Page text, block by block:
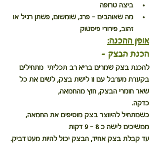
ביצה טרופה
מה שאוהבים - פרג, שומשום, פשתן רגיל או
זהוב, פירורי פיסטוק
אופן ההכנה:
הכנת הבצק -
להכנת בצק שמרים בריא רב תכליתי  מתחילים
בקערת מערבל עם וו לישת בצק, לשים את כל
שאר חומרי הבצק, חוץ מהחמאה,
כדקה.
כשמתחיל להיווצר בצק מוסיפים את החמאה,
ממשיכים לישה כ 8 - 9 דקות
עד קבלת בצק אחיד, הבצק יכול להיות מעט דביק.